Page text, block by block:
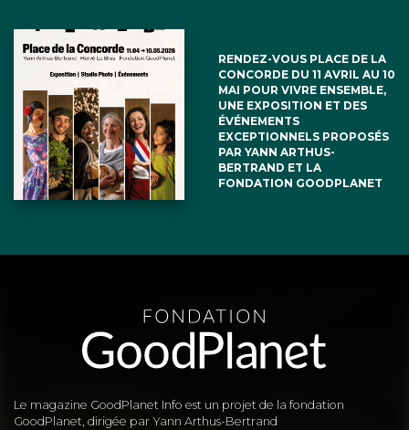
RENDEZ-VOUS PLACE DE LA
CONCORDE DU 11 AVRIL AU 10
MAI POUR VIVRE ENSEMBLE,
UNE EXPOSITION ET DES
ÉVÉNEMENTS
EXCEPTIONNELS PROPOSÉS
PAR YANN ARTHUS-
BERTRAND ET LA
FONDATION GOODPLANET
Le magazine GoodPlanet Info est un projet de la fondation
GoodPlanet, dirigée par Yann Arthus-Bertrand